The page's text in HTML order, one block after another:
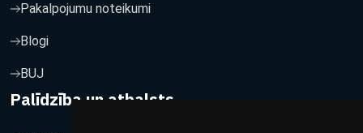
Pakalpojumu noteikumi
Blogi
BUJ
Palīdzība un atbalsts